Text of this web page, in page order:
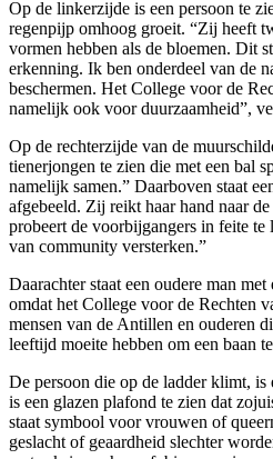
Op de linkerzijde is een persoon te
regenpijp omhoog groeit. “Zij heeft
vormen hebben als de bloemen. Dit
erkenning. Ik ben onderdeel van de
beschermen. Het College voor de
namelijk ook voor duurzaamheid”,
Op de rechterzijde van de
tienerjongen te zien die met een bal
namelijk samen.” Daarboven staat
afgebeeld. Zij reikt haar hand naar
probeert de voorbijgangers in feite
van community versterken.”
Daarachter staat een oudere man
omdat het College voor de Rechten
mensen van de Antillen en ouderen
leeftijd moeite hebben om een baan
De persoon die op de ladder klimt, is
is een glazen plafond te zien dat
staat symbool voor vrouwen of
geslacht of geaardheid slechter